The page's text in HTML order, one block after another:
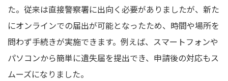
た。従来は直接警察署に出向く必要がありましたが、新た
にオンラインでの届出が可能となったため、時間や場所を
問わず手続きが実施できます。例えば、スマートフォンや
パソコンから簡単に遺失届を提出でき、申請後の対応もス
ムーズになりました。